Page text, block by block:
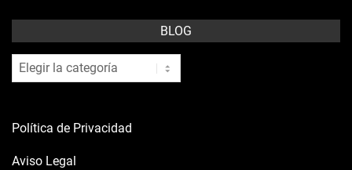
BLOG
blog
Política de Privacidad
Aviso Legal